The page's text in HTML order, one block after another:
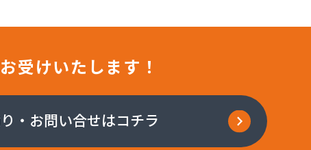
お受けいたします！
・お問い合せはコチラ